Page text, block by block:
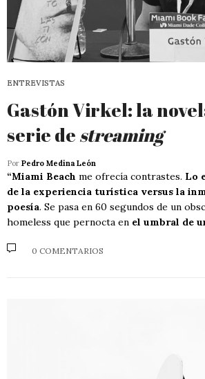
ENTREVISTAS
Gastón Virkel: la
serie destreaming
Por Pedro Medina León
“Miami Beach me ofrecía contrastes. Lo
de la experiencia turística versus la
poesía. Se pasa en 60 segundos de un
homeless que pernocta en el umbral de
0 COMENTARIOS